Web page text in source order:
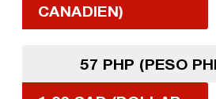
CANADIEN)
57 PHP (PESO